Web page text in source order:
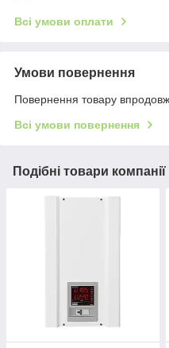
Всі умови оплати
Умови повернення
Повернення товару
Всі умови повернення
Подібні товари компанії